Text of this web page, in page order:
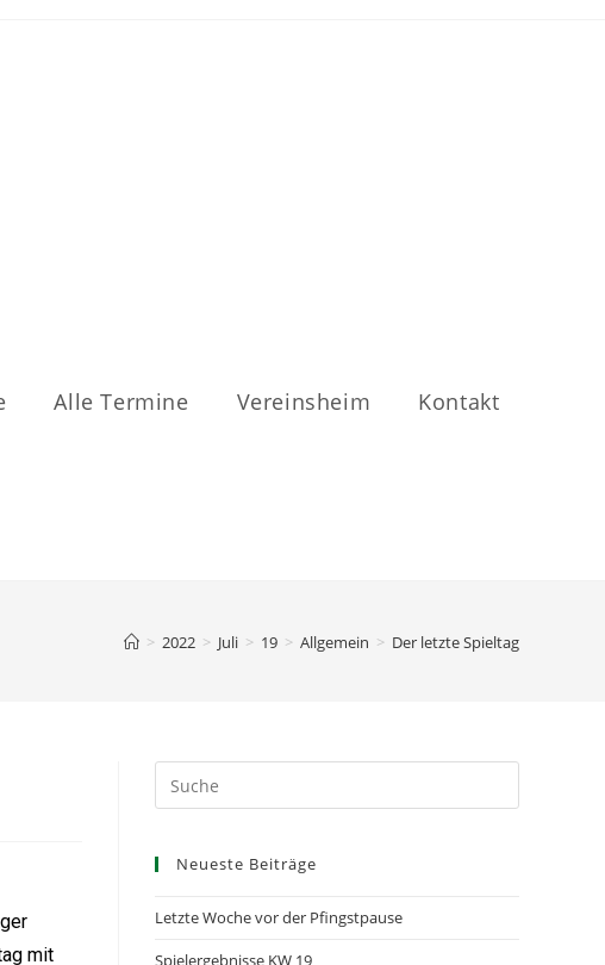
Alle Termine Vereinsheim Kontakt
> 2022 > Juli > 19 > Allgemein > Der letzte Spieltag
mit
Neueste Beiträge
Letzte Woche vor der Pfingstpause
Spielergebnisse KW 19